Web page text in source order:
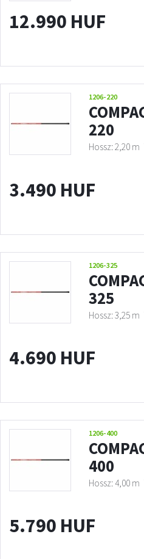
12.990 HUF
1206-220
220
Hossz: 2,20 m
3.490 HUF
1206-325
325
Hossz: 3,25 m
4.690 HUF
1206-400
400
Hossz: 4,00 m
5.790 HUF